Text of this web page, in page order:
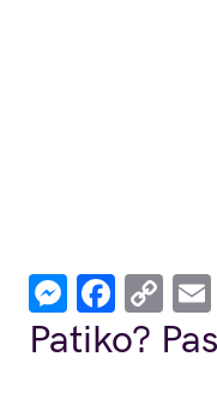
Patiko?